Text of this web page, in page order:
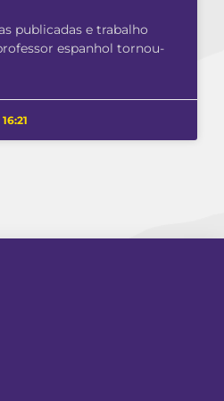
publicadas e trabalho
espanhol tornou-
16:21